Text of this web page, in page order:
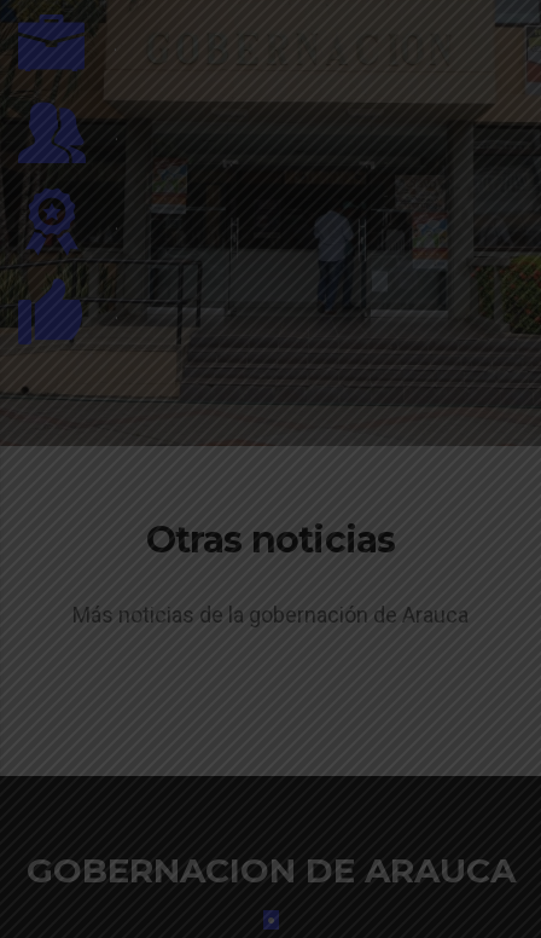
.
.
.
.
Otras noticias
Más noticias de la gobernación de Arauca
GOBERNACION DE ARAUCA
.